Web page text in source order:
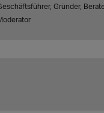
Gründer,